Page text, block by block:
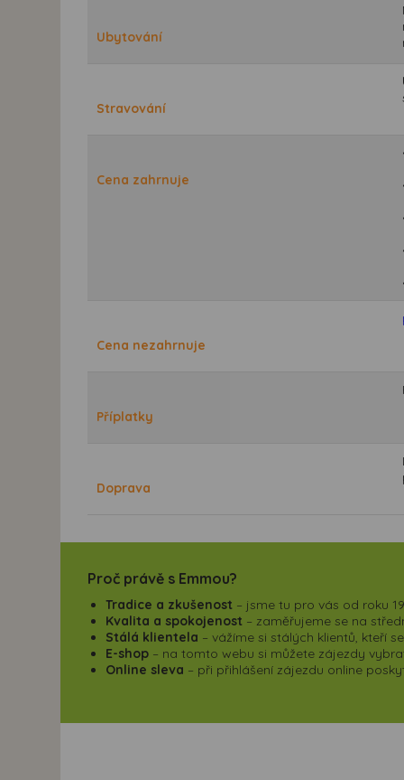
Ubytování
Stravování
Cena zahrnuje
Cena nezahrnuje
Příplatky
Doprava
Proč právě s Emmou?
Tradice a zkušenost – jsme tu pro vás od roku
Kvalita a spokojenost – zaměřujeme se na
Stálá klientela – vážíme si stálých klientů, kteří
E-shop – na tomto webu si můžete zájezdy
Online sleva – při přihlášení zájezdu online